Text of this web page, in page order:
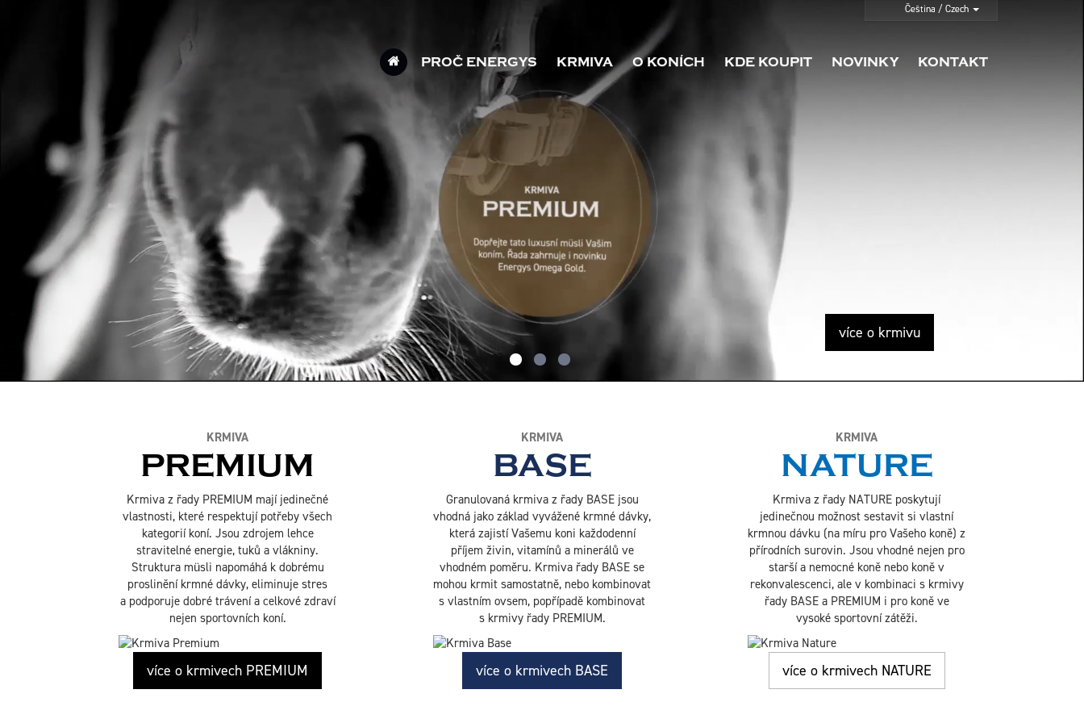
PROČ ENERGYS KRMIVA O KONÍCH KDE KOUPIT NOVINKY KONTAKT
více o krmivu
KRMIVA
PREMIUM
Krmiva z řady PREMIUM mají jedinečné
vlastnosti, které respektují potřeby všech
kategorií koní. Jsou zdrojem lehce
stravitelné energie, tuků a vlákniny.
Struktura müsli napomáhá k dobrému
proslinění krmné dávky, eliminuje stres
a podporuje dobré trávení a celkové zdraví
nejen sportovních koní.
více o krmivech PREMIUM
KRMIVA
BASE
Granulovaná krmiva z řady BASE jsou
vhodná jako základ vyvážené krmné dávky,
která zajistí Vašemu koni každodenní
příjem živin, vitamínů a minerálů ve
vhodném poměru. Krmiva řady BASE se
mohou krmit samostatně, nebo kombinovat
s vlastním ovsem, popřípadě kombinovat
s krmivy řady PREMIUM.
více o krmivech BASE
KRMIVA
NATURE
Krmiva z řady NATURE poskytují
jedinečnou možnost sestavit si vlastní
krmnou dávku (na míru pro Vašeho koně) z
přírodních surovin. Jsou vhodné nejen pro
starší a nemocné koně nebo koně v
rekonvalescenci, ale v kombinaci s krmivy
řady BASE a PREMIUM i pro koně ve
vysoké sportovní zátěži.
více o krmivech NATURE